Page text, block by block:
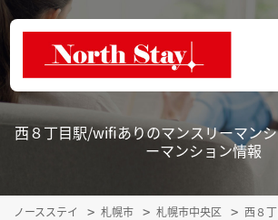
西８丁目駅/wifiありのマンスリーマン
ーマンション情報
ノースステイ 札幌市 札幌市中央区 西８